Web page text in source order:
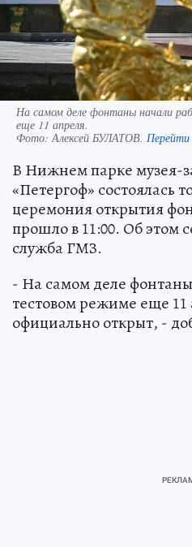
На самом деле фонтаны начали
еще 11 апреля.
Фото: Алексей БУЛАТОВ.
В Нижнем парке музея-
«Петергоф» состоялась
церемония открытия
прошло в 11:00. Об этом
служба ГМЗ.
- На самом деле
тестовом режиме еще 11
официально открыт, -